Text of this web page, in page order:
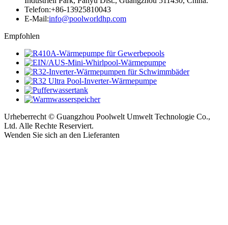
Telefon:+86-13925810043
E-Mail:info@poolworldhp.com
Empfohlen
Urheberrecht © Guangzhou Poolwelt Umwelt Technologie Co.,
Ltd. Alle Rechte Reserviert.
Wenden Sie sich an den Lieferanten